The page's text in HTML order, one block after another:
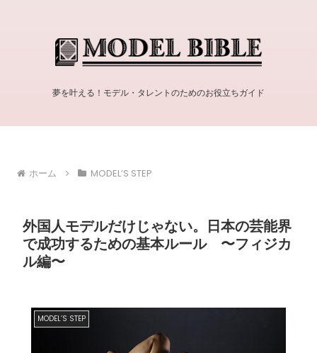
夢を叶える！モデル・タレントのためのお役立ちガイド
ホーム MODEL’S STEP
外国人モデルだけじゃない。日本の芸能界
で成功するための基本ルール 〜フィジカ
ル編〜
MODEL’S STEP